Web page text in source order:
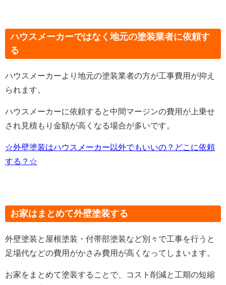
ハウスメーカーではなく地元の塗装業者に依頼す
る
ハウスメーカーより地元の塗装業者の方が工事費用が抑え
られます。
ハウスメーカーに依頼すると中間マージンの費用が上乗せ
され見積もり金額が高くなる場合が多いです。
☆外壁塗装はハウスメーカー以外でもいいの？どこに依頼
する？☆
お家はまとめて外壁塗装する
外壁塗装と屋根塗装・付帯部塗装など別々で工事を行うと
足場代などの費用がかさみ費用が高くなってしまいます。
お家をまとめて塗装することで、コスト削減と工期の短縮